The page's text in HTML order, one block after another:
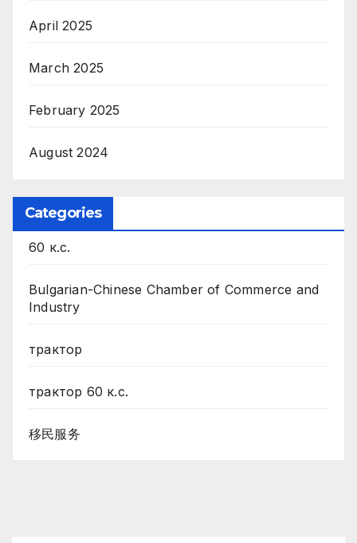
April 2025
March 2025
February 2025
August 2024
Categories
60 к.с.
Bulgarian-Chinese Chamber of Commerce and
Industry
трактор
трактор 60 к.с.
移民服务